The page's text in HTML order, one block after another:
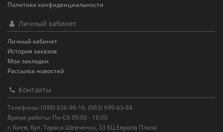
Политика конфиденциальности
Личный кабинет
Личный кабинет
История заказов
Мои закладки
Рассылка новостей
Контакты
Телефоны: (098) 636-96-16, (063) 699-63-84
Время работы: Пн-Сб 09:00 - 18:00
г. Киев, бул. Тараса Шевченко, 33 БЦ Европа Плаза